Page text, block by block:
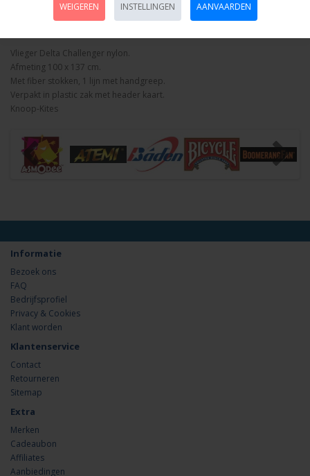
Omschrijving Foto hoge resolutie Details
Vlieger Delta Challenger nylon.
Afmeting 100 x 137 cm.
Met fiber stokken, 1 lijn met handgreep.
Verpakt in plastic zak met header kaart.
Knoop-Kites
Informatie
Bezoek ons
FAQ
Bedrijfsprofiel
Privacy & Cookies
Klant worden
Klantenservice
Contact
Retourneren
Sitemap
Extra
Merken
Cadeaubon
Affiliates
Aanbiedingen
WEIGEREN INSTELLINGEN AANVAARDEN